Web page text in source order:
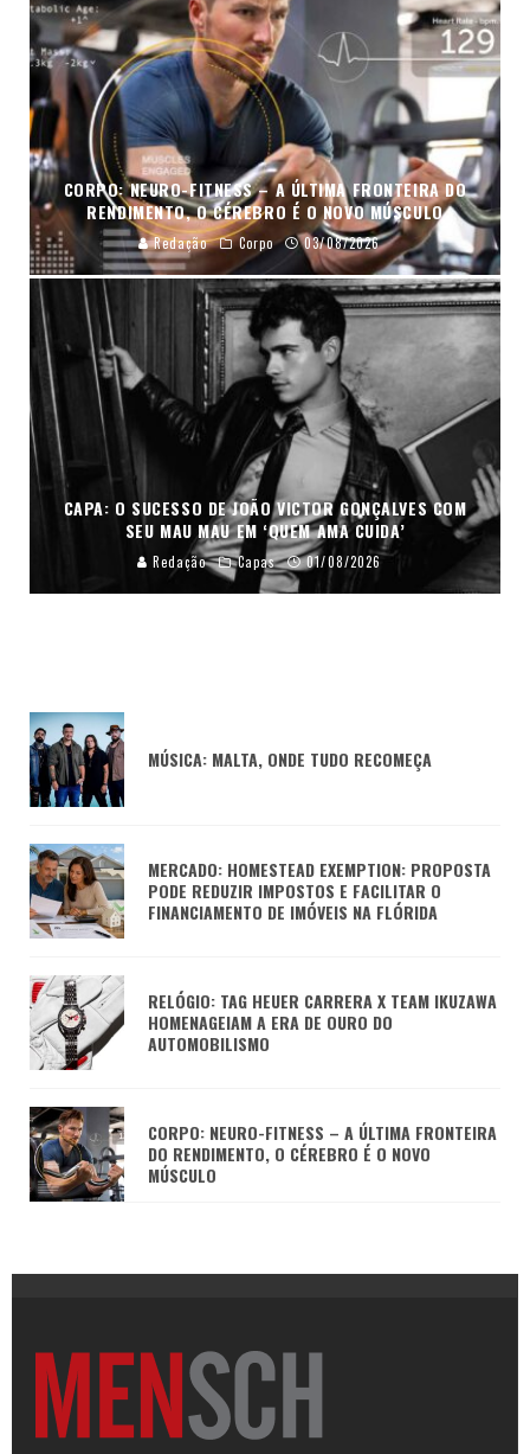
CORPO: NEURO-FITNESS – A ÚLTIMA FRONTEIRA DO
RENDIMENTO, O CÉREBRO É O NOVO MÚSCULO
Redação Corpo 03/08/2026
CAPA: O SUCESSO DE JOÃO VICTOR GONÇALVES COM
SEU MAU MAU EM ‘QUEM AMA CUIDA’
Redação Capas 01/08/2026
MÚSICA: MALTA, ONDE TUDO RECOMEÇA
MERCADO: HOMESTEAD EXEMPTION: PROPOSTA
PODE REDUZIR IMPOSTOS E FACILITAR O
FINANCIAMENTO DE IMÓVEIS NA FLÓRIDA
RELÓGIO: TAG HEUER CARRERA X TEAM IKUZAWA
HOMENAGEIAM A ERA DE OURO DO
AUTOMOBILISMO
CORPO: NEURO-FITNESS – A ÚLTIMA FRONTEIRA
DO RENDIMENTO, O CÉREBRO É O NOVO
MÚSCULO